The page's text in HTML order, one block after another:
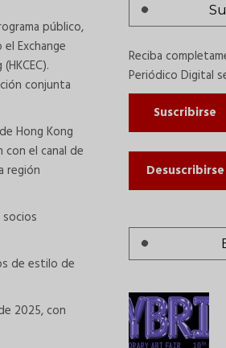
público,
Exchange
conjunta
Hong Kong
el canal de
región
de estilo de
2025, con
Reciba
Periódico Digital
Suscribirse
Desuscribirse